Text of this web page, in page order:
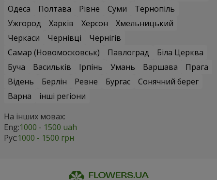
Одеса
Полтава Рівне Суми
Тернопіль
Ужгород
Харків Херсон
Хмельницький
Черкаси
Чернівці
Чернігів
Самар (Новомосковськ)
Павлоград
Біла Церква
Буча
Васильків Ірпінь Умань Варшава
Прага
Відень
Берлін Ревне Бургас
Сонячний берег
Варна
інші регіони
На інших мовах:
Eng:1000 - 1500 uah
Рус:1000 - 1500 грн